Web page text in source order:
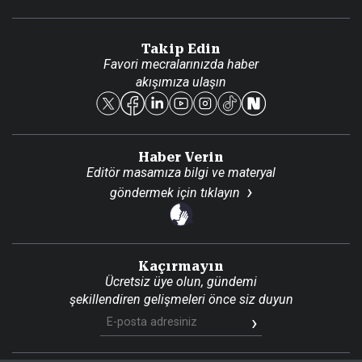
Reklam Ver
Takip Edin
Favori mecralarınızda haber
akışımıza ulaşın
Haber Verin
Editör masamıza bilgi ve materyal
göndermek için tıklayın
Kaçırmayın
Ücretsiz üye olun, gündemi
şekillendiren gelişmeleri önce siz duyun